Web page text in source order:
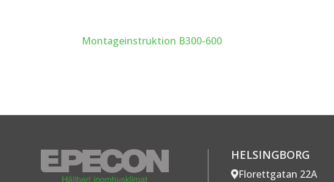
Montageinstruktion B300-600
HELSINGBORG
Florettgatan 22A